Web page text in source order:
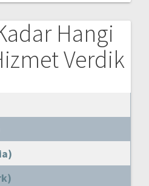
Hangi
Verdik